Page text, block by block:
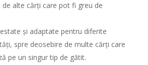
de alte cărți care pot fi greu de
și adaptate pentru diferite
spre deosebire de multe cărți care
pe un singur tip de gătit.